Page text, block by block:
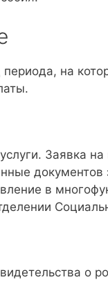
на
Заявка на
документов
в
о